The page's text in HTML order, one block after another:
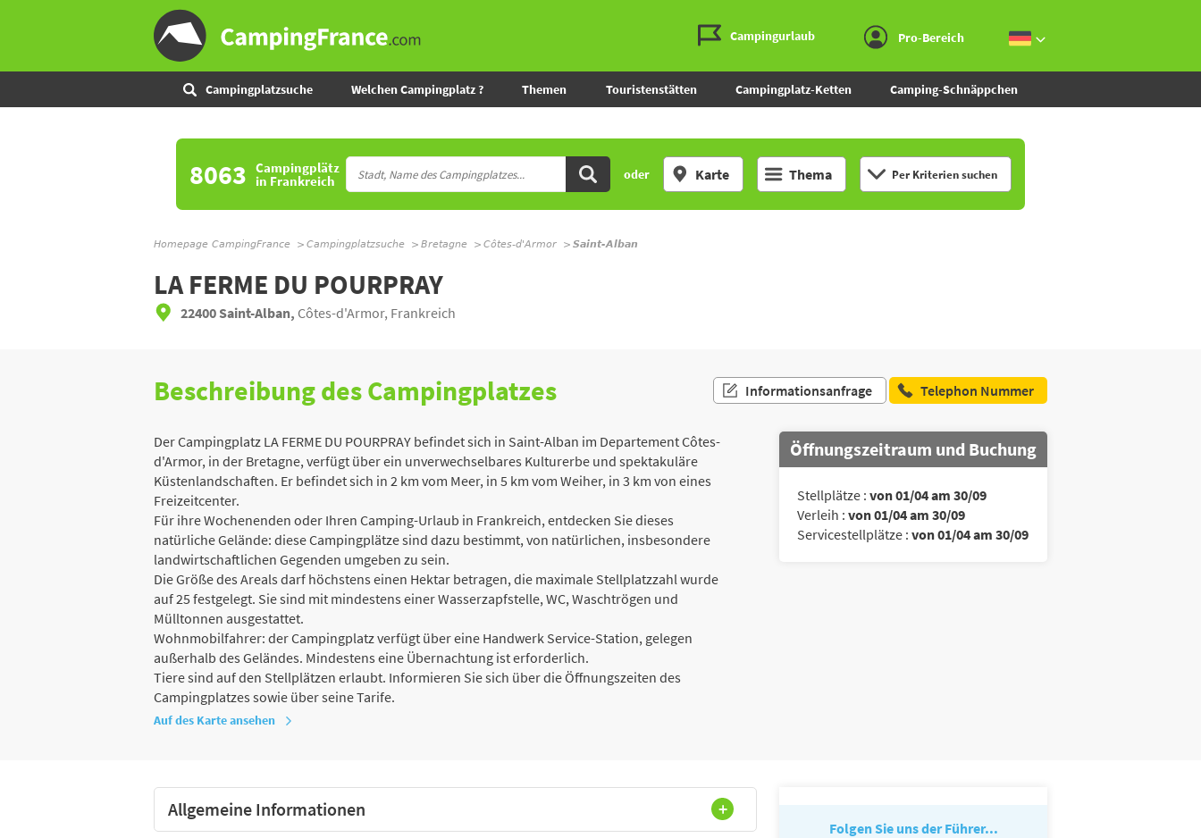
Campingurlaub Pro-Bereich
Campingplatzsuche Welchen Campingplatz ? Themen Touristenstätten Campingplatz-Ketten Camping-Schnäppchen
8063 Campingplätz
in Frankreich oder Karte Thema Per Kriterien suchen
Homepage CampingFrance Campingplatzsuche Bretagne Côtes-d'Armor Saint-Alban
LA FERME DU POURPRAY
22400 Saint-Alban, Côtes-d'Armor, Frankreich
Beschreibung des Campingplatzes Informationsanfrage Telephon Nummer
Der Campingplatz LA FERME DU POURPRAY befindet sich in Saint-Alban im Departement Côtes-
d'Armor, in der Bretagne, verfügt über ein unverwechselbares Kulturerbe und spektakuläre
Küstenlandschaften. Er befindet sich in 2 km vom Meer, in 5 km vom Weiher, in 3 km von eines
Freizeitcenter.
Für ihre Wochenenden oder Ihren Camping-Urlaub in Frankreich, entdecken Sie dieses
natürliche Gelände: diese Campingplätze sind dazu bestimmt, von natürlichen, insbesondere
landwirtschaftlichen Gegenden umgeben zu sein.
Die Größe des Areals darf höchstens einen Hektar betragen, die maximale Stellplatzzahl wurde
auf 25 festgelegt. Sie sind mit mindestens einer Wasserzapfstelle, WC, Waschtrögen und
Mülltonnen ausgestattet.
Wohnmobilfahrer: der Campingplatz verfügt über eine Handwerk Service-Station, gelegen
außerhalb des Geländes. Mindestens eine Übernachtung ist erforderlich.
Tiere sind auf den Stellplätzen erlaubt. Informieren Sie sich über die Öffnungszeiten des
Campingplatzes sowie über seine Tarife.
Öffnungszeitraum und Buchung
Stellplätze : von 01/04 am 30/09
Verleih : von 01/04 am 30/09
Servicestellplätze : von 01/04 am 30/09
Auf des Karte ansehen
Allgemeine Informationen
Folgen Sie uns der Führer...